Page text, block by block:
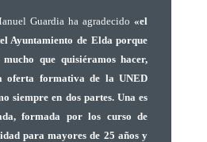
Guardia ha agradecido«el
Ayuntamiento de Elda porque
que quisiéramos hacer,
oferta formativa de la UNED
siempre en dos partes. Una es
formada por los curso de
para mayores de 25 años y